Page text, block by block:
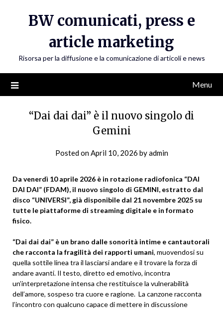
BW comunicati, press e
article marketing
Risorsa per la diffusione e la comunicazione di articoli e news
Menu
“Dai dai dai” è il nuovo singolo di
Gemini
Posted onApril 10, 2026 byadmin
Da venerdì 10 aprile 2026 è in rotazione radiofonica “DAI
DAI DAI” (FDAM), il nuovo singolo di GEMINI, estratto dal
disco “UNIVERSI”, già disponibile dal 21 novembre 2025 su
tutte le piattaforme di streaming digitale e in formato
fisico.
“Dai dai dai” è un brano dalle sonorità intime e cantautorali
che racconta la fragilità dei rapporti umani, muovendosi su
quella sottile linea tra il lasciarsi andare e il trovare la forza di
andare avanti. Il testo, diretto ed emotivo, incontra
un’interpretazione intensa che restituisce la vulnerabilità
dell’amore, sospeso tra cuore e ragione. La canzone racconta
l’incontro con qualcuno capace di mettere in discussione